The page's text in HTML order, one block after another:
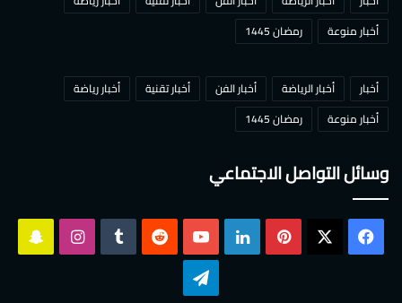
أخبار منوعة
رمضان 1445
أخبار أخبار الرياضة أخبار الفن أخبار تقنية
أخبار رياضة
أخبار منوعة
رمضان 1445
وسائل التواصل الاجتماعي
فيسبوك بينتيريست لينكدإن ‫YouTube انستقرام